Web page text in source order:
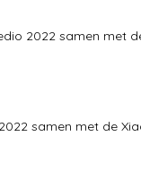
2022 samen met
samen met de